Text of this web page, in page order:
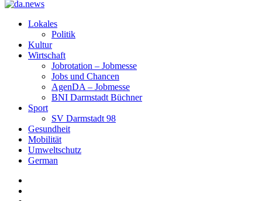
Lokales
Politik
Kultur
Wirtschaft
Jobrotation – Jobmesse
Jobs und Chancen
AgenDA – Jobmesse
BNI Darmstadt Büchner
Sport
SV Darmstadt 98
Gesundheit
Mobilität
Umweltschutz
German